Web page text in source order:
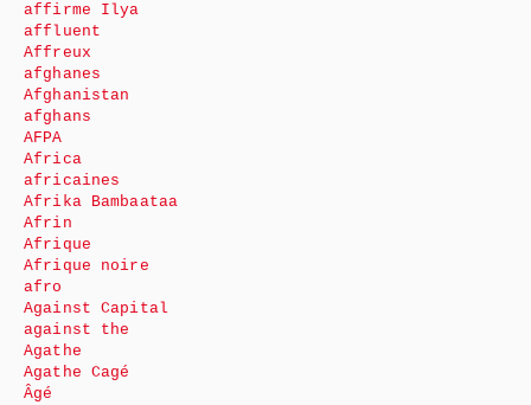
affirme Ilya
affluent
Affreux
afghanes
Afghanistan
afghans
AFPA
Africa
africaines
Afrika Bambaataa
Afrin
Afrique
Afrique noire
afro
Against Capital
against the
Agathe
Agathe Cagé
Âgé